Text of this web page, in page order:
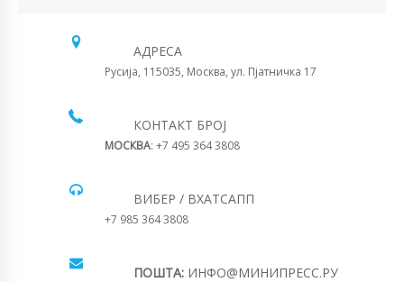
АДРЕСА
Русија, 115035, Москва, ул. Пјатничка 17
КОНТАКТ БРОЈ
МОСКВА: +7 495 364 3808
ВИБЕР / ВХАТСАПП
+7 985 364 3808
ПОШТА: ИНФО@МИНИПРЕСС.РУ